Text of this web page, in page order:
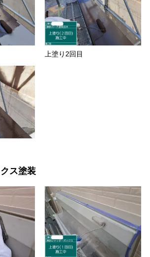
上塗り2回目
ス塗装